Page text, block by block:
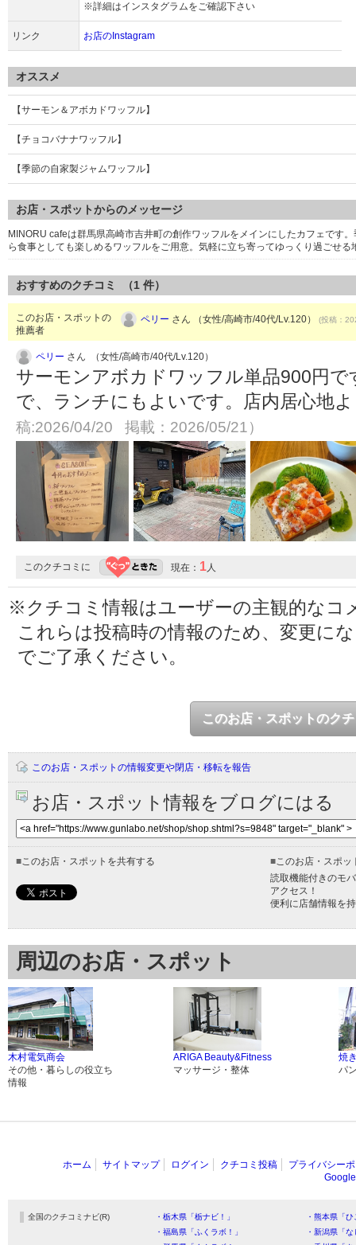
※詳細はインスタグラムをご確認下さい
リンク お店のInstagram
オススメ
【サーモン＆アボカドワッフル】
【チョコバナナワッフル】
【季節の自家製ジャムワッフル】
お店・スポットからのメッセージ
MINORU cafeは群馬県高崎市吉井町の創作ワッフルをメインにしたカフェです
ら食事としても楽しめるワッフルをご用意。気軽に立ち寄ってゆっくり過ごせ
おすすめのクチコミ （1 件）
このお店・スポットの
推薦者
ペリー さん （女性/高崎市/40代/Lv.120） (投稿：
ペリー さん （女性/高崎市/40代/Lv.120）
サーモンアボカドワッフル単品900円
で、ランチにもよいです。店内居心地
稿:2026/04/20 掲載：2026/05/21）
このクチコミに 現在： 1人
※クチコミ情報はユーザーの主観的なコ
これらは投稿時の情報のため、変更に
でご了承ください。
このお店・スポットのク
このお店・スポットの情報変更や閉店・移転を報告
お店・スポット情報をブログにはる
■このお店・スポットを共有する ■このお店・スポッ
読取機能付きのモ
アクセス！
便利に店舗情報を
周辺のお店・スポット
木村電気商会
その他・暮らしの役立ち
情報
ARIGA Beauty&Fitness
マッサージ・整体
焼
パ
ホーム サイトマップ ログイン クチコミ投稿
プライバシー
全国のクチコミナビ(R) ・栃木県「栃ナビ！」
・熊本県「
・福島県「ふくラボ！」
・新潟県「